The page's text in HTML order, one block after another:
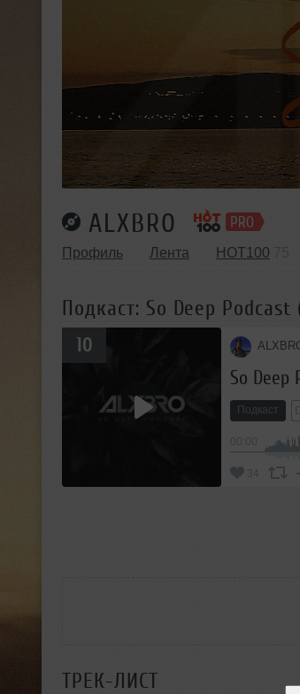
ALXBRO
Профиль Лента HOT100
Подкаст: So Deep
10
So Deep
Подкаст
34
ТРЕК-ЛИСТ